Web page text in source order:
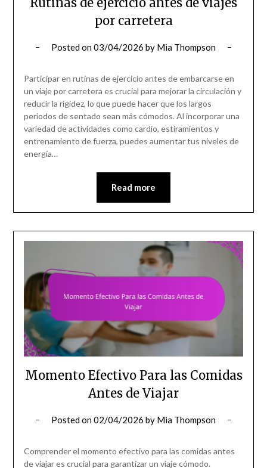
por carretera
Posted on03/04/2026 by Mia Thompson
Participar en rutinas de ejercicio antes de embarcarse en
un viaje por carretera es crucial para mejorar la circulación y
reducir la rigidez, lo que puede hacer que los largos
períodos de sentado sean más cómodos. Al incorporar una
variedad de actividades como cardio, estiramientos y
entrenamiento de fuerza, puedes aumentar tus niveles de
energía…
Read more
Momento Efectivo Para las Comidas
Antes de Viajar
Posted on02/04/2026 by Mia Thompson
Comprender el momento efectivo para las comidas antes
de viajar es crucial para garantizar un viaje cómodo.